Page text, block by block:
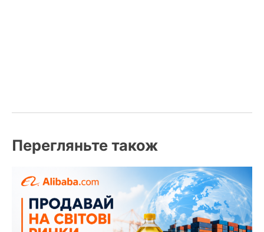
Перегляньте також